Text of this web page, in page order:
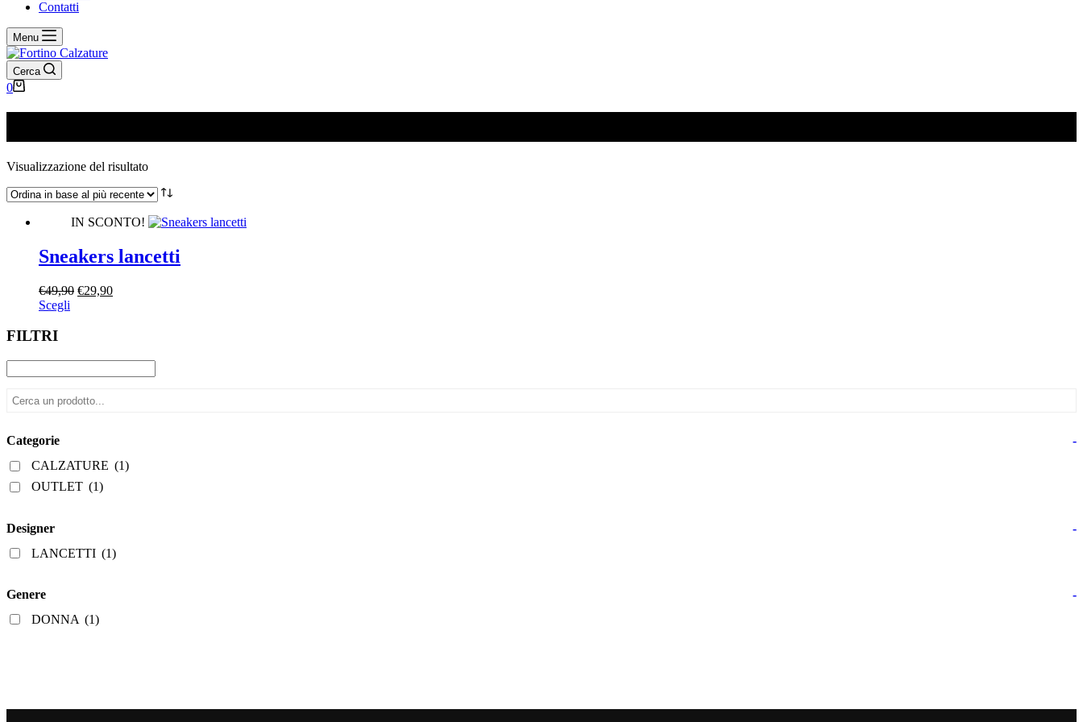
Contatti
Menu
Cerca
Carrello
0
Visualizzazione del risultato
IN SCONTO!
Sneakers lancetti
€49,90 Il
€29,90Il
Scegli
varianti.
Le
possono
pagina
prodotto
FILTRI
Categorie
-
CALZATURE (1)
OUTLET (1)
Designer
-
LANCETTI (1)
Genere
-
DONNA (1)